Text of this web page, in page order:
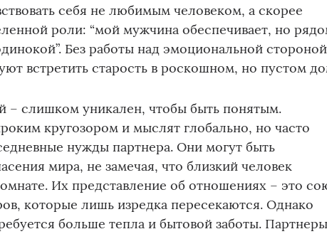
себя не любимым человеком, а скорее
роли: “мой мужчина обеспечивает, но
Без работы над эмоциональной стороной
встретить старость в роскошном, но пустом
– слишком уникален, чтобы быть понятым.
кругозором и мыслят глобально, но часто
нужды партнера. Они могут быть
мира, не замечая, что близкий человек
Их представление об отношениях – это
которые лишь изредка пересекаются. Однако
больше тепла и бытовой заботы. Партнеры